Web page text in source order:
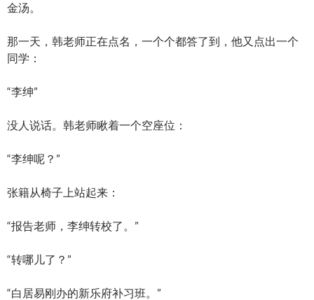
金汤。
那一天，韩老师正在点名，一个个都答了到，他又点出一个
同学：
“李绅”
没人说话。韩老师瞅着一个空座位：
“李绅呢？”
张籍从椅子上站起来：
“报告老师，李绅转校了。”
“转哪儿了？”
“白居易刚办的新乐府补习班。”